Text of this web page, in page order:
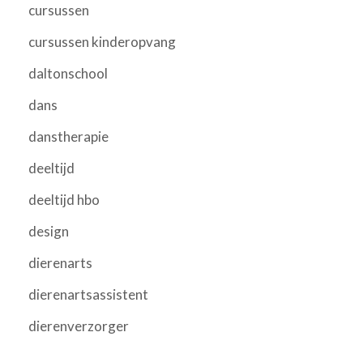
cursussen
cursussen kinderopvang
daltonschool
dans
danstherapie
deeltijd
deeltijd hbo
design
dierenarts
dierenartsassistent
dierenverzorger